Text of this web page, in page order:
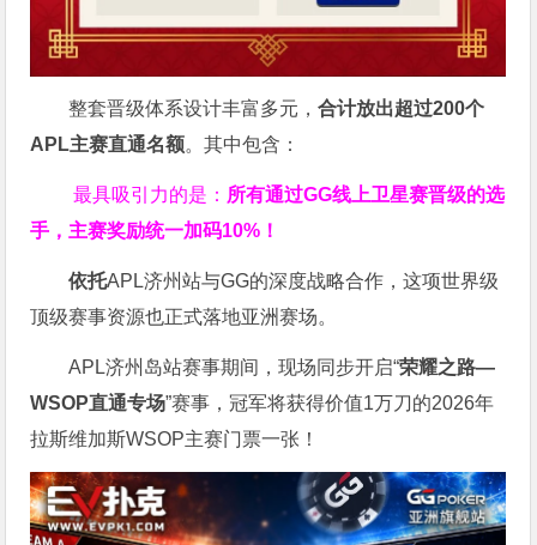
整套晋级体系设计丰富多元，合计放出超过200个
APL主赛直通名额。其中包含：
最具吸引力的是： 所有通过GG线上卫星赛晋级的选
手，主赛奖励统一加码10% ！
依托APL济州站与GG的深度战略合作，这项世界级
顶级赛事资源也正式落地亚洲赛场。
APL济州岛站赛事期间，现场同步开启“荣耀之路—
WSOP直通专场”赛事，冠军将获得价值1万刀的2026年
拉斯维加斯WSOP主赛门票一张！